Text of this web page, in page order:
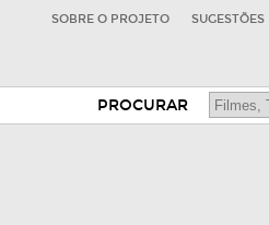
SOBRE O PROJETO SUGESTÕES
PROCURAR